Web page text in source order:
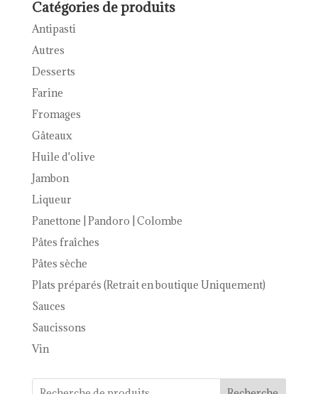
Catégories de produits
Antipasti
Autres
Desserts
Farine
Fromages
Gâteaux
Huile d'olive
Jambon
Liqueur
Panettone | Pandoro | Colombe
Pâtes fraîches
Pâtes sèche
Plats préparés (Retrait en boutique Uniquement)
Sauces
Saucissons
Vin